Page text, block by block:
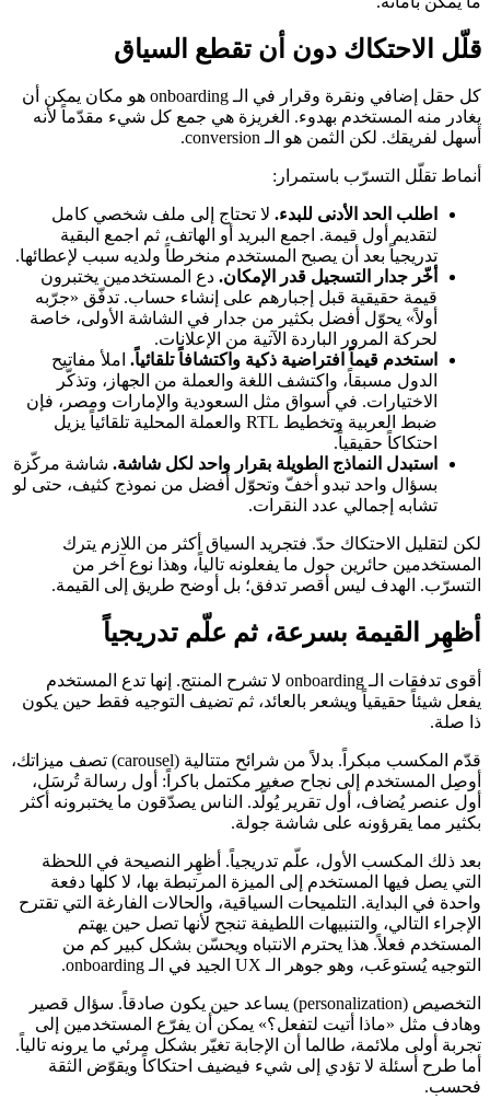
قلّل الاحتكاك دون أن تقطع السياق
كل حقل إضافي ونقرة وقرار في الـ onboarding هو مكان يمكن أن
يغادر منه المستخدم بهدوء. الغريزة هي جمع كل شيء مقدّماً لأنه
أسهل لفريقك. لكن الثمن هو الـ conversion.
أنماط تقلّل التسرّب باستمرار:
اطلب الحد الأدنى للبدء. لا تحتاج إلى ملف شخصي كامل
لتقديم أول قيمة. اجمع البريد أو الهاتف، ثم اجمع البقية
تدريجياً بعد أن يصبح المستخدم منخرطاً ولديه سبب لإعطائها.
أخّر جدار التسجيل قدر الإمكان. دع المستخدمين يختبرون
قيمة حقيقية قبل إجبارهم على إنشاء حساب. تدفّق «جرّبه
أولاً» يحوّل أفضل بكثير من جدار في الشاشة الأولى، خاصة
لحركة المرور الباردة الآتية من الإعلانات.
استخدم قيماً افتراضية ذكية واكتشافاً تلقائياً. املأ مفاتيح
الدول مسبقاً، واكتشف اللغة والعملة من الجهاز، وتذكّر
الاختيارات. في أسواق مثل السعودية والإمارات ومصر، فإن
ضبط العربية وتخطيط RTL والعملة المحلية تلقائياً يزيل
احتكاكاً حقيقياً.
استبدل النماذج الطويلة بقرار واحد لكل شاشة. شاشة مركّزة
بسؤال واحد تبدو أخفّ وتحوّل أفضل من نموذج كثيف، حتى لو
تشابه إجمالي عدد النقرات.
لكن لتقليل الاحتكاك حدّ. فتجريد السياق أكثر من اللازم يترك
المستخدمين حائرين حول ما يفعلونه تالياً، وهذا نوع آخر من
التسرّب. الهدف ليس أقصر تدفق؛ بل أوضح طريق إلى القيمة.
أظهِر القيمة بسرعة، ثم علّم تدريجياً
أقوى تدفقات الـ onboarding لا تشرح المنتج. إنها تدع المستخدم
يفعل شيئاً حقيقياً ويشعر بالعائد، ثم تضيف التوجيه فقط حين يكون
ذا صلة.
قدّم المكسب مبكراً. بدلاً من شرائح متتالية (carousel) تصف ميزاتك،
أوصِل المستخدم إلى نجاح صغير مكتمل باكراً: أول رسالة تُرسَل،
أول عنصر يُضاف، أول تقرير يُولَّد. الناس يصدّقون ما يختبرونه أكثر
بكثير مما يقرؤونه على شاشة جولة.
بعد ذلك المكسب الأول، علّم تدريجياً. أظهِر النصيحة في اللحظة
التي يصل فيها المستخدم إلى الميزة المرتبطة بها، لا كلها دفعة
واحدة في البداية. التلميحات السياقية، والحالات الفارغة التي تقترح
الإجراء التالي، والتنبيهات اللطيفة تنجح لأنها تصل حين يهتم
المستخدم فعلاً. هذا يحترم الانتباه ويحسّن بشكل كبير كم من
التوجيه يُستوعَب، وهو جوهر الـ UX الجيد في الـ onboarding.
التخصيص (personalization) يساعد حين يكون صادقاً. سؤال قصير
وهادف مثل «ماذا أتيت لتفعل؟» يمكن أن يفرّع المستخدمين إلى
تجربة أولى ملائمة، طالما أن الإجابة تغيّر بشكل مرئي ما يرونه تالياً.
أما طرح أسئلة لا تؤدي إلى شيء فيضيف احتكاكاً ويقوّض الثقة
فحسب.